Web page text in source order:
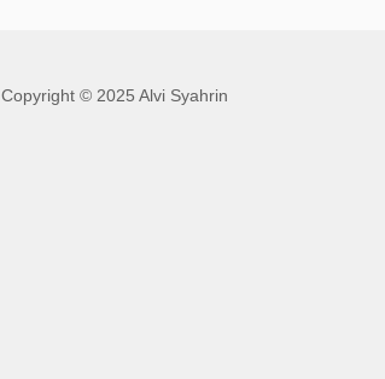
Copyright © 2025 Alvi Syahrin